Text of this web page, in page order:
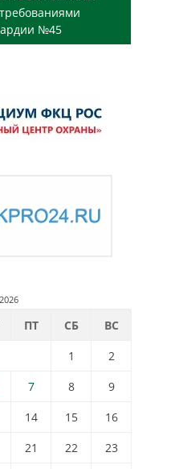
№45
ПТ СБ
ВС
1
2
7 8
9
14 15
16
21 22
23